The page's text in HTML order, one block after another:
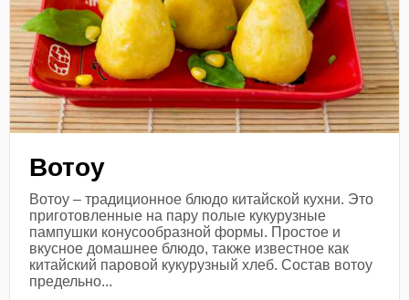
Вотоу
Вотоу – традиционное блюдо китайской кухни. Это
приготовленные на пару полые кукурузные
пампушки конусообразной формы. Простое и
вкусное домашнее блюдо, также известное как
китайский паровой кукурузный хлеб. Состав вотоу
предельно...